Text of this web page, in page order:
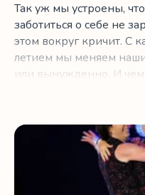
Так уж мы устроены,
заботиться о себе не
этом вокруг кричит.
летием мы меняем
или вынужденно. И чем
Энергия души или как